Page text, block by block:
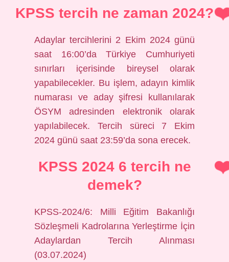
KPSS tercih ne zaman 2024?
Adaylar tercihlerini 2 Ekim 2024 günü
saat 16:00’da Türkiye Cumhuriyeti
sınırları içerisinde bireysel olarak
yapabilecekler. Bu işlem, adayın kimlik
numarası ve aday şifresi kullanılarak
ÖSYM adresinden elektronik olarak
yapılabilecek. Tercih süreci 7 Ekim
2024 günü saat 23:59’da sona erecek.
KPSS 2024 6 tercih ne
demek?
KPSS-2024/6: Milli Eğitim Bakanlığı
Sözleşmeli Kadrolarına Yerleştirme İçin
Adaylardan Tercih Alınması
(03.07.2024)